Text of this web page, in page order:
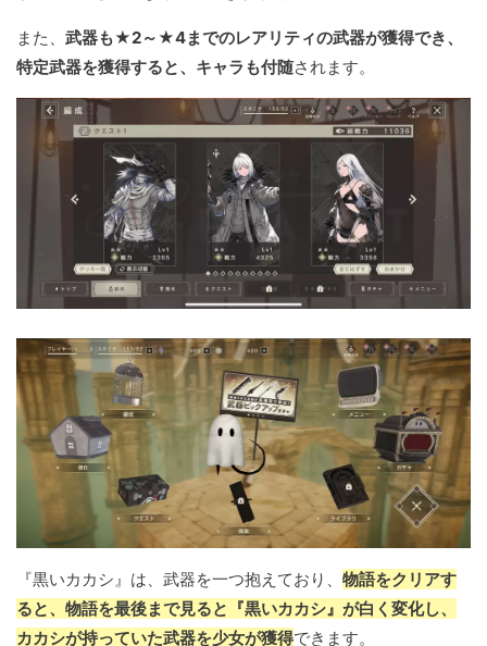
また、 武器も★2～★4までのレアリティの武器が獲得でき、
特定武器を獲得すると、キャラも付随されます。
『黒いカカシ』は、武器を一つ抱えており、 物語をクリアす
ると、物語を最後まで見ると『黒いカカシ』が白く変化し、
カカシが持っていた武器を少女が獲得できます。